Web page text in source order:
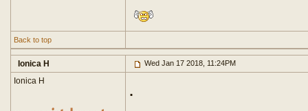
Back to top
Ionica H Wed Jan 17 2018, 11:24PM
Ionica H .